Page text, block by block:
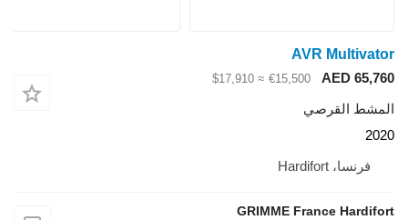
AVR Multivator
AED 65,760
€15,500
≈ $17,910
المشط القرصي
2020
فرنسا، Hardifort
GRIMME France Hardifort